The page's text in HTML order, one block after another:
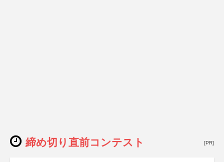
締め切り直前コンテスト [PR]